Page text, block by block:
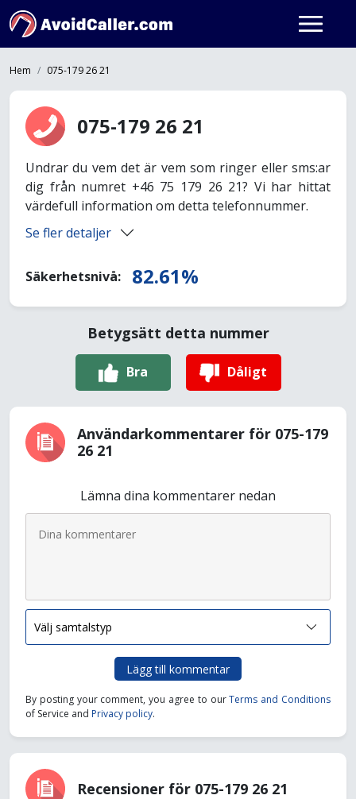
Hem 075-179 26 21
075-179 26 21
Undrar du vem det är vem som ringer eller sms:ar
dig från numret +46 75 179 26 21? Vi har hittat
värdefull information om detta telefonnummer.
Se fler detaljer
Säkerhetsnivå: 82.61%
Betygsätt detta nummer
Bra Dåligt
Användarkommentarer för 075-179
26 21
Lämna dina kommentarer nedan
Lägg till kommentar
By posting your comment, you agree to ourTerms and Conditions
of Service and Privacy policy.
Recensioner för 075-179 26 21